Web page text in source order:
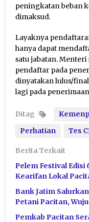
peningkatan beban
dimaksud.
Layaknya
hanya dapat
satu jabatan.
pendaftar pada
dinyatakan lulus/
lagi pada
Ditag
Perhatian
Tes
Berita Terkait
Pelem Festival Edisi
Kearifan Lokal
Bank Jatim
Petani Pacitan,
Pemkab Pacitan